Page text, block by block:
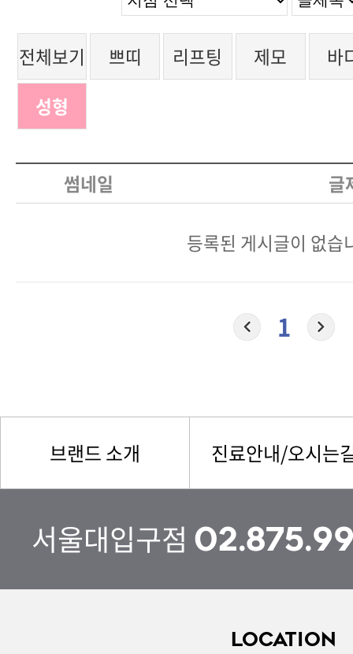
전체보기 쁘띠 리프팅 제모
바
성형
썸네일 글
등록된 게시글이 없습
1
브랜드 소개 진료안내/오시는
서울대입구점
LOCATION